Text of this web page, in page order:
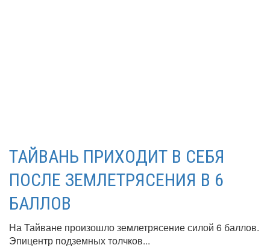
ТАЙВАНЬ ПРИХОДИТ В СЕБЯ
ПОСЛЕ ЗЕМЛЕТРЯСЕНИЯ В 6
БАЛЛОВ
На Тайване произошло землетрясение силой 6 баллов.
Эпицентр подземных толчков...